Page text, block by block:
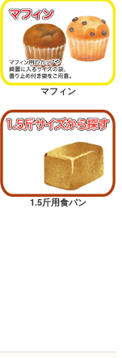
マフィン
1.5斤用食パン